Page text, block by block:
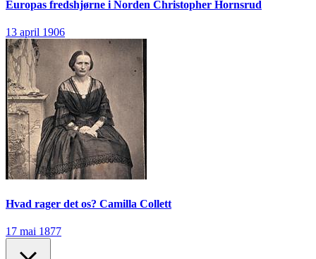
Europas fredshjørne i Norden Christopher Hornsrud
13 april 1906
Hvad rager det os? Camilla Collett
17 mai 1877